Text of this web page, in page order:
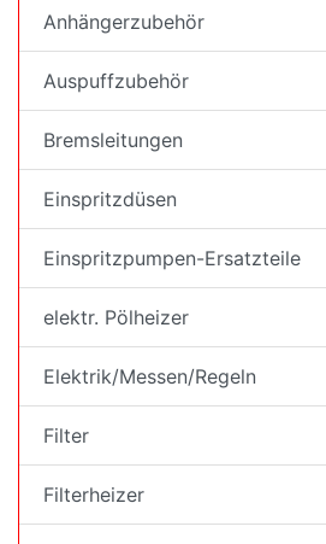
Anhängerzubehör
Auspuffzubehör
Bremsleitungen
Einspritzdüsen
Einspritzpumpen-Ersatzteile
elektr. Pölheizer
Elektrik/Messen/Regeln
Filter
Filterheizer